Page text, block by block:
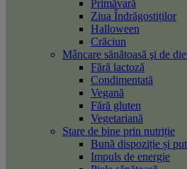
Primăvară
Ziua Îndrăgostiților
Halloween
Crăciun
Mâncare sănătoasă şi de
Fără lactoză
Condimentată
Vegană
Fără gluten
Vegetariană
Stare de bine prin nutriție
Bună dispoziție și
Impuls de energie